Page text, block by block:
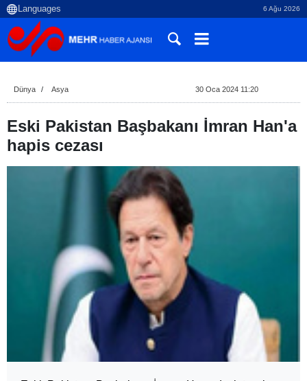
6 Ağu 2026
Dünya Asya 30 Oca 2024 11:20
Eski Pakistan Başbakanı İmran Han'a
hapis cezası